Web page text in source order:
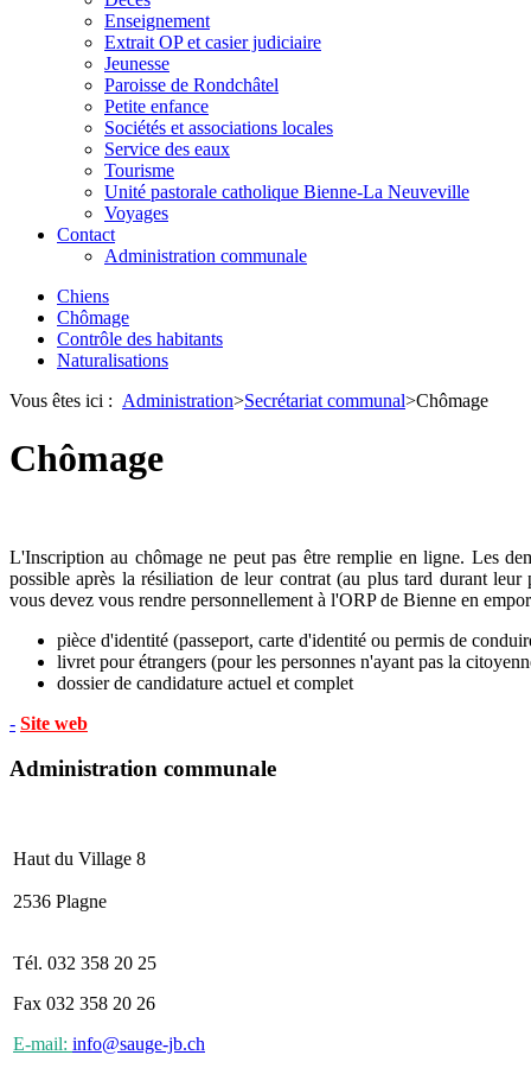
Enseignement
Extrait OP et casier judiciaire
Jeunesse
Paroisse de Rondchâtel
Petite enfance
Sociétés et associations locales
Service des eaux
Tourisme
Unité pastorale catholique Bienne-La Neuveville
Voyages
Contact
Administration communale
Chiens
Chômage
Contrôle des habitants
Naturalisations
Vous êtes ici : Administration>Secrétariat communal>Chômage
Chômage
L'Inscription au chômage ne peut pas être remplie en ligne. Les
possible après la résiliation de leur contrat (au plus tard durant
vous devez vous rendre personnellement à l'ORP de Bienne en
pièce d'identité (passeport, carte d'identité ou permis de
livret pour étrangers (pour les personnes n'ayant pas la
dossier de candidature actuel et complet
- Site web
Administration communale
Haut du Village 8
2536 Plagne
Tél. 032 358 20 25
Fax 032 358 20 26
E-mail: info@sauge-jb.ch